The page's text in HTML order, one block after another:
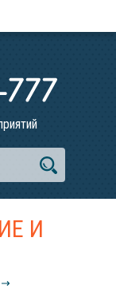
И